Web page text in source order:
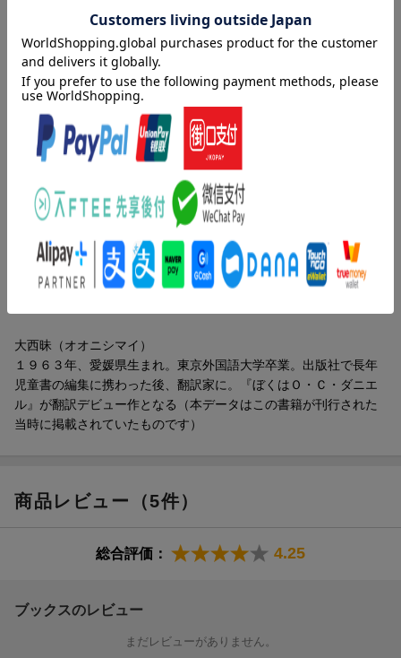
内容紹介（「BOOK」データベースより）
使ったあとの綿棒そっくりなぼく、ダニエル１３歳。アメフトは
へたすぎて控えのキッカー兼給水係。勉強は得意だけど書けない
数字がある。気になる女の子もいるけど見つめるだけ。寝る前に
「儀式」を２、３時間する。しないと死んじゃうから。ぼくはヘ
ンだ。でも、だれにもいえない。２０１７年エドガー賞児童図書
著者情報（「BOOK」データベースより）
キング，ウェスリー（King,Wesley）
カナダの作家。オンタリオ州オシャワ在住。『ぼくはＯ・Ｃ・ダ
大西昧（オオニシマイ）
１９６３年、愛媛県生まれ。東京外国語大学卒業。出版社で長年
児童書の編集に携わった後、翻訳家に。『ぼくはＯ・Ｃ・ダニエ
ル』が翻訳デビュー作となる（本データはこの書籍が刊行された
当時に掲載されていたものです）
商品レビュー（5件）
総合評価： 4.25
ブックスのレビュー
まだレビューがありません。